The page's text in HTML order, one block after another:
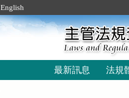
English
最新訊息 法規